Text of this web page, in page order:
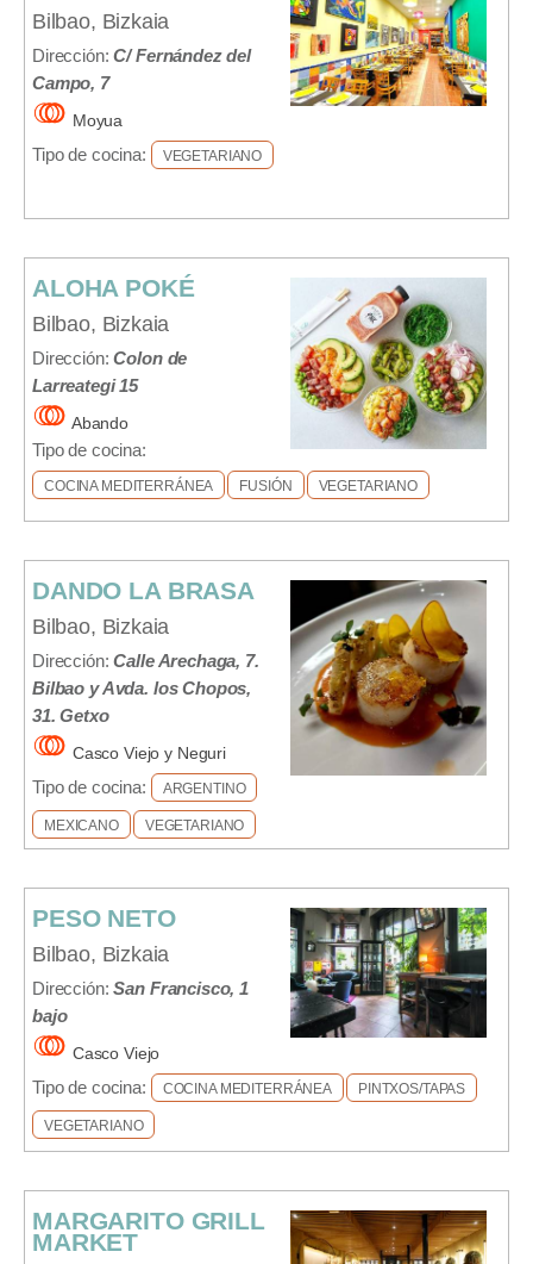
Bilbao, Bizkaia
Dirección:C/ Fernández del
Campo, 7
Moyua
Tipo de cocina:
VEGETARIANO
ALOHA POKÉ
Bilbao, Bizkaia
Dirección:Colon de
Larreategi 15
Abando
Tipo de cocina:
COCINA MEDITERRÁNEA FUSIÓN VEGETARIANO
DANDO LA BRASA
Bilbao, Bizkaia
Dirección:Calle Arechaga, 7.
Bilbao y Avda. los Chopos,
31. Getxo
Casco Viejo y Neguri
Tipo de cocina:
ARGENTINO
MEXICANO VEGETARIANO
PESO NETO
Bilbao, Bizkaia
Dirección:San Francisco, 1
bajo
Casco Viejo
Tipo de cocina:
COCINA MEDITERRÁNEA PINTXOS/TAPAS
VEGETARIANO
MARGARITO GRILL
MARKET